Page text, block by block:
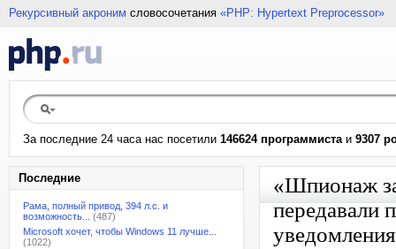
Рекурсивный акроним словосочетания «PHP: Hypertext Preprocessor»
За последние 24 часа нас посетили 146624 программистаи 9307
Последние
Рама, полный привод, 394 л.с. и
возможность...
(487)
Microsoft хочет, чтобы Windows 11 лучше...
(1022)
«Шпионаж
передавали